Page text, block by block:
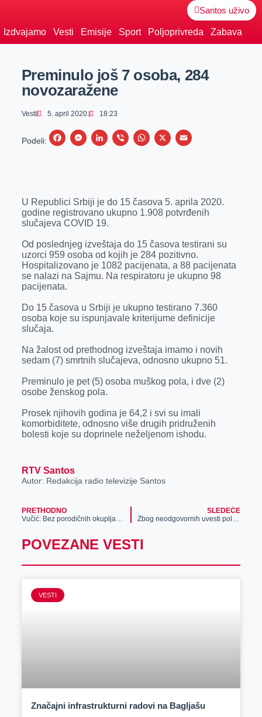
Santos uživo
Izdvajamo Vesti Emisije Sport Poljoprivreda Zabava
Preminulo još 7 osoba, 284
novozaražene
Vesti 5. april 2020. 18:23
Podeli:
F
b
o
k
M
e
n
e
r
L
e
n
V
r
W
s
p
X
E
l
U Republici Srbiji je do 15 časova 5. aprila 2020.
godine registrovano ukupno 1.908 potvrđenih
slučajeva COVID 19.
Od poslednjeg izveštaja do 15 časova testirani su
uzorci 959 osoba od kojih je 284 pozitivno.
Hospitalizovano je 1082 pacijenata, a 88 pacijenata
se nalazi na Sajmu. Na respiratoru je ukupno 98
pacijenata.
Do 15 časova u Srbiji je ukupno testirano 7.360
osoba koje su ispunjavale kriterijume definicije
slučaja.
Na žalost od prethodnog izveštaja imamo i novih
sedam (7) smrtnih slučajeva, odnosno ukupno 51.
Preminulo je pet (5) osoba muškog pola, i dve (2)
osobe ženskog pola.
Prosek njihovih godina je 64,2 i svi su imali
komorbiditete, odnosno više drugih pridruženih
bolesti koje su doprinele neželjenom ishodu.
RTV Santos
Autor: Redakcija radio televizije Santos
PRETHODNO
Vučić: Bez porodičnih okupljanja za praznike
SLEDEĆE
Zbog neodgovornih uvesti policijski čas 24 sata
POVEZANE VESTI
VESTI
Značajni infrastrukturni radovi na Bagljašu